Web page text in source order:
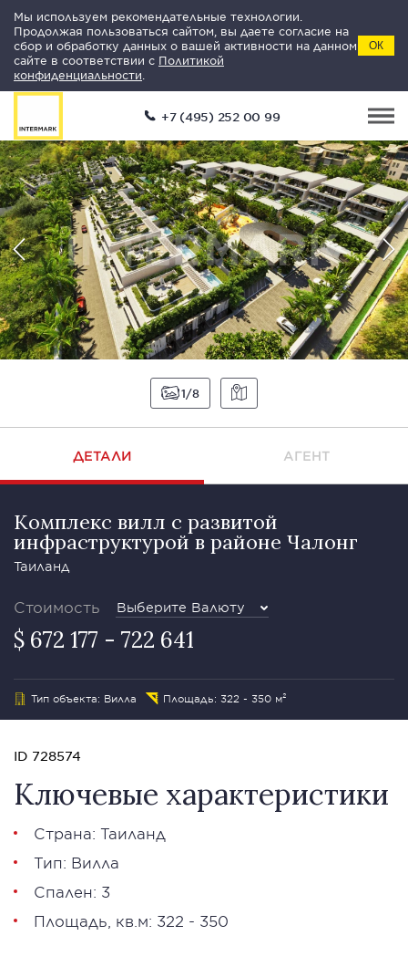
Мы используем рекомендательные технологии.
Продолжая пользоваться сайтом, вы даете согласие на
сбор и обработку данных о вашей активности на данном
сайте в соответствии с Политикой
конфиденциальности
ОК
+7 (495) 252 00 99
1 8
ДЕТАЛИ АГЕНТ
Комплекс вилл с развитой
инфраструктурой в районе Чалонг
Таиланд
Стоимость Выберите Валюту
$ 672 177 - 722 641
Тип объекта: Вилла Площадь: 322 - 350 м²
ID 728574
Ключевые характеристики
Страна: Таиланд
Тип: Вилла
Спален: 3
Площадь, кв.м: 322 - 350